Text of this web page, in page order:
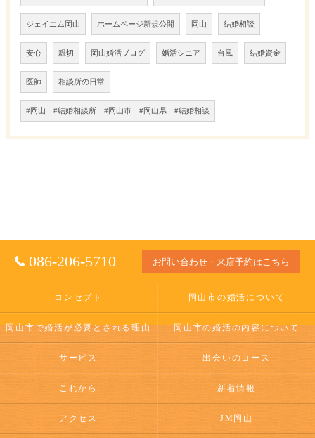
ジェイエム岡山 ホームページ新規公開 岡山 結婚相談
安心 親切 岡山婚活ブログ 婚活シニア 台風 結婚資金
医師 相談所の日常
#岡山 #結婚相談所 #岡山市 #岡山県 #結婚相談
086-206-5710 お問い合わせ・来店予約はこちら
コンセプト 岡山市の婚活について
岡山市で婚活が必要とされる理由 岡山市の婚活の内容について
サービス 出会いのコース
これから 新着情報
アクセス JM岡山